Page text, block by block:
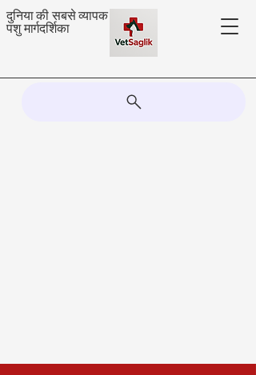
दुनिया की सबसे व्यापक
पशु मार्गदर्शिका